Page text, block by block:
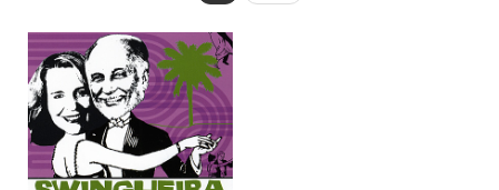
ランキング
オーディション
直営ショップ